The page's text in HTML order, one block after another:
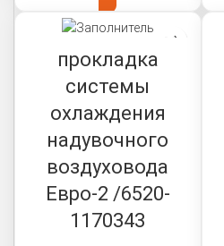
прокладка
системы
охлаждения
надувочного
воздуховода
Евро-2 /6520-
1170343